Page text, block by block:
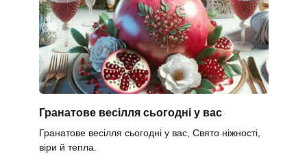
Гранатове весілля сьогодні у вас
Гранатове весілля сьогодні у вас, Свято ніжності,
віри й тепла.